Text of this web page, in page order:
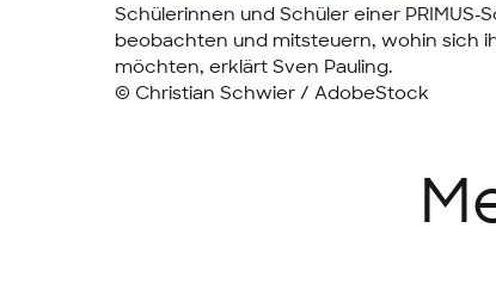
Schülerinnen und Schüler einer
beobachten und mitsteuern, wohin sich
möchten, erklärt Sven Pauling.
© Christian Schwier / AdobeStock